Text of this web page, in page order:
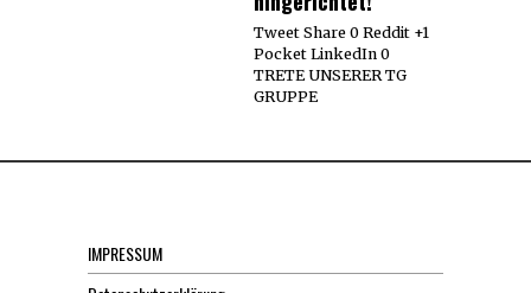
Tweet Share 0 Reddit +1
Pocket LinkedIn 0
TRETE UNSERER TG
GRUPPE
IMPRESSUM